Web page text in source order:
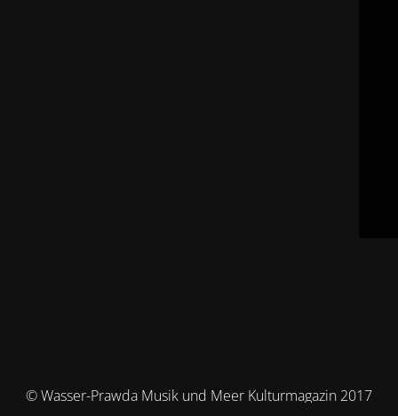
© Wasser-Prawda Musik und Meer Kulturmagazin 2017